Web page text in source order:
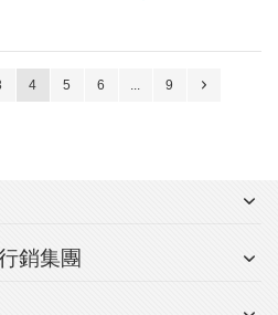
4 5 6 ... 9
銷集團